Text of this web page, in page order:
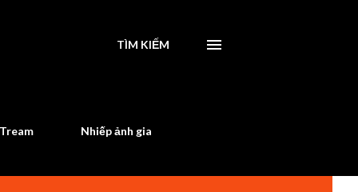
TÌM KIẾM
Nhiếp ảnh gia